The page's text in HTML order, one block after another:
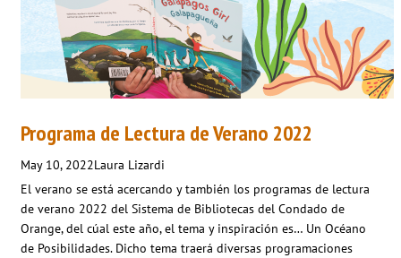
Programa de Lectura de Verano 2022
May 10, 2022Laura Lizardi
El verano se está acercando y también los programas de lectura
de verano 2022 del Sistema de Bibliotecas del Condado de
Orange, del cúal este año, el tema y inspiración es… Un Océano
de Posibilidades. Dicho tema traerá diversas programaciones